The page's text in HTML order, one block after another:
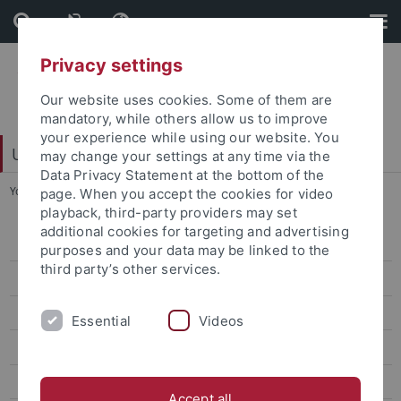
Skip
to
content
Skip
to
footer
Universitätsbibliothek
You are here: Startseite ... Edith Cavell
Veranstaltungen
Ausstellungen
Büchertürme
Dauerausstellungen
Privacy settings
Our website uses cookies. Some of them are
mandatory, while others allow us to improve
your experience while using our website. You
may change your settings at any time via the
Data Privacy Statement at the bottom of the
page. When you accept the cookies for video
playback, third-party providers may set
additional cookies for targeting and advertising
purposes and your data may be linked to the
third party’s other services.
Essential Videos